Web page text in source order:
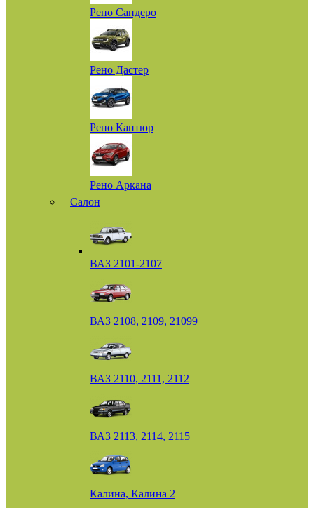
Рено Сандеро
Рено Дастер
Рено Каптюр
Рено Аркана
Салон
ВАЗ 2101-2107
ВАЗ 2108, 2109, 21099
ВАЗ 2110, 2111, 2112
ВАЗ 2113, 2114, 2115
Калина, Калина 2